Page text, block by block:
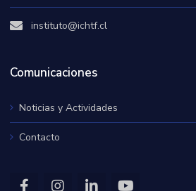
instituto@ichtf.cl
Comunicaciones
Noticias y Actividades
Contacto